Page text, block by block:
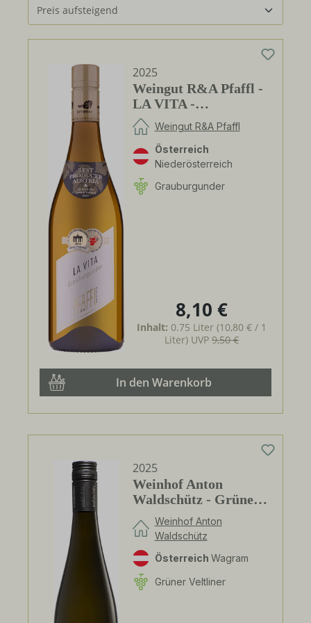
2025
Weingut R&A Pfaffl -
LA VITA -
Grauburgunder
Weingut R&A Pfaffl
Österreich
Niederösterreich
Grauburgunder
Regulärer Preis:
8,10 €
Inhalt: 0.75 Liter(10,80 € / 1
Liter) UVP9,50 €
In den Warenkorb
2025
Weinhof Anton
Waldschütz - Grüner
Veltliner - Wagram
DAC
Weinhof Anton
Waldschütz
Österreich Wagram
Grüner Veltliner